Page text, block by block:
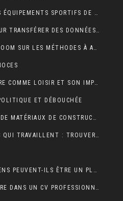
DÉCOUVREZ OÙ ACHETER DES ÉQUIPEMENTS SPORTIFS DE QUALITÉ EN LIGNE
LES 7 MEILLEURS OUTILS POUR TRANSFÉRER DES DONNÉES D’ANDROID VERS MAC
ELAGUER UN PETIT ARBRE : ZOOM SUR LES MÉTHODES À ADOPTER
LES BÉNÉFICES DE LA LECTURE COMME LOISIR ET SON IMPACT SUR LA COGNITION
ET DÉBOUCHÉE
CONSTRUCTION : LES TYPES DE MATÉRIAUX DE CONSTRUCTION UTILISÉS
CONSEILS POUR LES MAMANS QUI TRAVAILLENT : TROUVER UN ÉQUILIBRE ENTRE CARRIÈRE ET VIE FAMILIALE
COMMENT LES OBJETS ANCIENS PEUVENT-ILS ÊTRE UN PLACEMENT FINANCIER INTELLIGENT ?
LES ÉLÉMENTS CLÉS À INCLURE DANS UN CV PROFESSIONNEL POUR ATTIRER LES RECRUTEURS